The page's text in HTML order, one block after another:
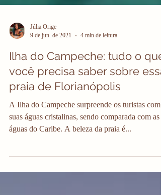
9 de jun. de 2021
4 min de leitura
Ilha do Campeche: tudo o que
você precisa saber sobre essa
praia de Florianópolis
A Ilha do Campeche surpreende os turistas com
suas águas cristalinas, sendo comparada com as